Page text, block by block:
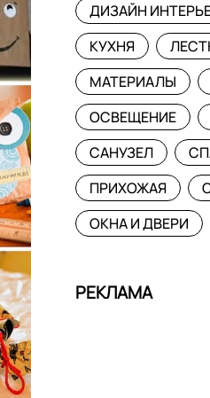
ДИЗАЙН
КУХНЯ
МАТЕРИАЛЫ
ОСВЕЩЕНИЕ
САНУЗЕЛ
ПРИХОЖАЯ
ОКНА И ДВЕРИ
РЕКЛАМА